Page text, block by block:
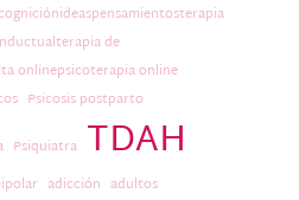
de
onlinepsicoterapia online
Psicosis postparto
Psiquiatra TDAH
adicción adultos